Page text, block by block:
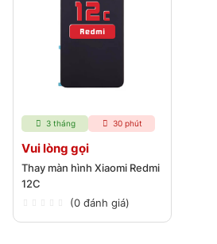
3 tháng 30 phút
Vui lòng gọi
Thay màn hình Xiaomi Redmi
12C
(0 đánh giá)